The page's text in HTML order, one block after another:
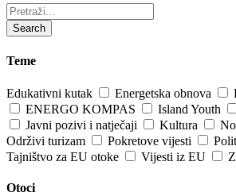
Pretraži:
Search
Teme
Edukativni kutak Energetska obnova
ENERGO KOMPAS
Island Youth
Javni pozivi i natječaji
Kultura
Održivi turizam
Pokretove vijesti
Tajništvo za EU otoke
Vijesti iz EU
Otoci